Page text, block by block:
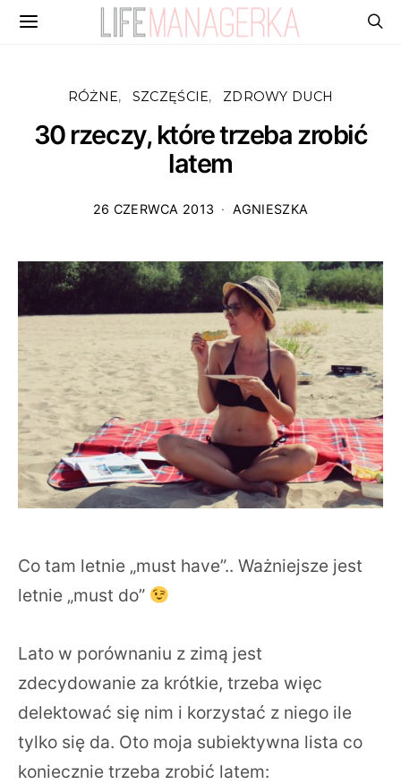
RÓŻNE SZCZĘŚCIE ZDROWY DUCH
30 rzeczy, które trzeba zrobić
latem
26 CZERWCA 2013 AGNIESZKA
Co tam letnie „must have”.. Ważniejsze jest
letnie „must do”
Lato w porównaniu z zimą jest
zdecydowanie za krótkie, trzeba więc
delektować się nim i korzystać z niego ile
tylko się da. Oto moja subiektywna lista co
koniecznie trzeba zrobić latem: